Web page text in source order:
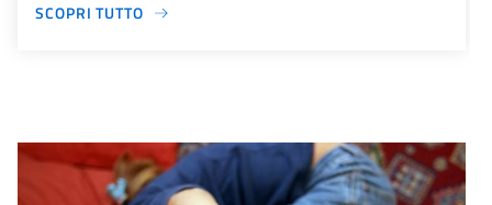
SCOPRI TUTTO